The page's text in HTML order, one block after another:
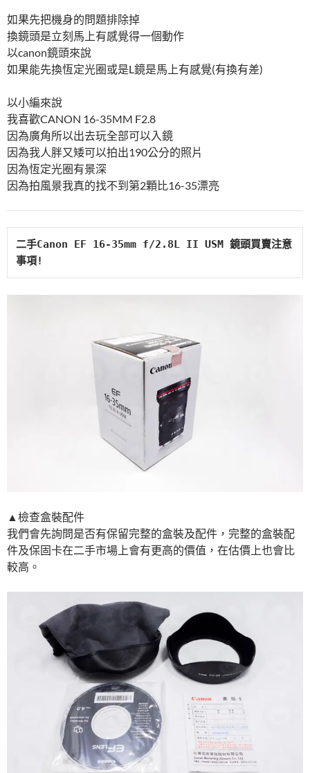
如果先把機身的問題排除掉
換鏡頭是立刻馬上有感覺得一個動作
以canon鏡頭來說
如果能先換恆定光圈或是L鏡是馬上有感覺(有換有差)
以小編來說
我喜歡CANON 16-35MM F2.8
因為廣角所以出去玩全部可以入鏡
因為我人胖又矮可以拍出190公分的照片
因為恆定光圈有景深
因為拍風景我真的找不到第2顆比16-35漂亮
二手Canon EF 16-35mm f/2.8L II USM 鏡頭買賣注意
事項!
▲檢查盒裝配件
我們會先詢問是否有保留完整的盒裝及配件，完整的盒裝配
件及保固卡在二手市場上會有更高的價值，在估價上也會比
較高。